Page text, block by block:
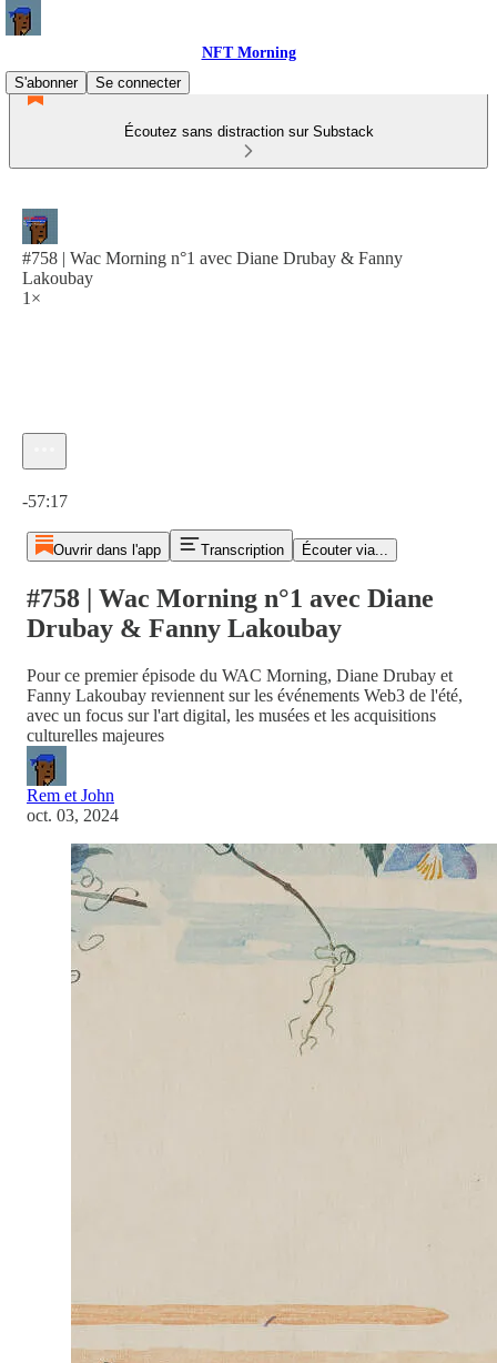
NFT Morning
S'abonner
Se connecter
Écoutez sans distraction sur Substack
#758 | Wac Morning n°1 avec Diane Drubay & Fanny
Lakoubay
1×
-57:17
Ouvrir dans l'app Transcription Écouter via...
#758 | Wac Morning n°1 avec Diane
Drubay & Fanny Lakoubay
Pour ce premier épisode du WAC Morning, Diane Drubay et
Fanny Lakoubay reviennent sur les événements Web3 de l'été,
avec un focus sur l'art digital, les musées et les acquisitions
culturelles majeures
Rem et John
oct. 03, 2024